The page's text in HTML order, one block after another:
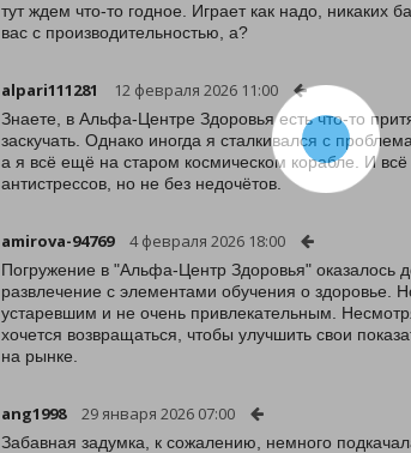
тут ждем что-то годное. Играет как надо, никаких
вас с производительностью, а?
alpari111281 12 февраля 2026 11:00
Знаете, в Альфа-Центре Здоровья есть что-то
заскучать. Однако иногда я сталкивался с
а я всё ещё на старом космическом корабле. И
антистрессов, но не без недочётов.
amirova-94769 4 февраля 2026 18:00
Погружение в "Альфа-Центр Здоровья" оказалось
развлечение с элементами обучения о здоровье.
устаревшим и не очень привлекательным.
хочется возвращаться, чтобы улучшить свои
на рынке.
ang1998 29 января 2026 07:00
Забавная задумка, к сожалению, немного